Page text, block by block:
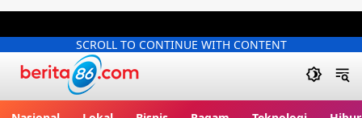
SCROLL TO CONTINUE WITH CONTENT